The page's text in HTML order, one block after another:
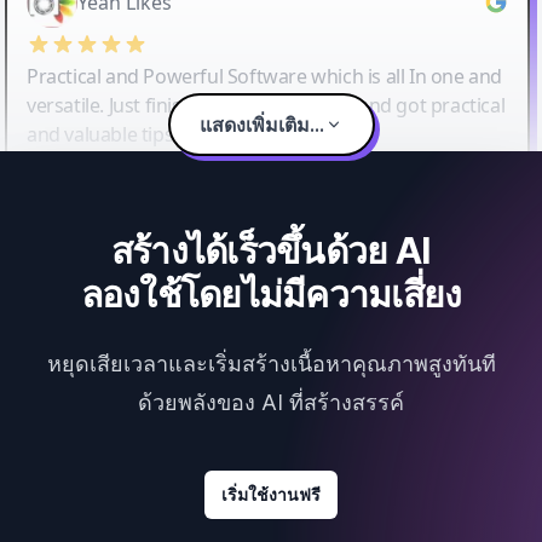
Practical and Powerful Software which is all In one and
versatile. Just finished their workshop and got practical
and valuable tips and tricks.
แสดงเพิ่มเติม...
สร้างได้เร็วขึ้นด้วย AI
ลองใช้โดยไม่มีความเสี่ยง
หยุดเสียเวลาและเริ่มสร้างเนื้อหาคุณภาพสูงทันที
ด้วยพลังของ AI ที่สร้างสรรค์
เริ่มใช้งานฟรี